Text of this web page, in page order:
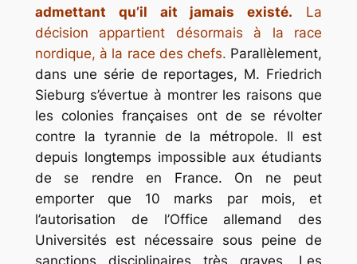
admettant qu’il ait jamais existé.
La
décision appartient désormais à la race
nordique, à la race des chefs. Parallèlement,
dans une série de reportages, M. Friedrich
Sieburg s’évertue à montrer les raisons que
les colonies françaises ont de se révolter
contre la tyrannie de la métropole. Il est
depuis longtemps impossible aux étudiants
de se rendre en France. On ne peut
emporter que 10 marks par mois, et
l’autorisation de l’Office allemand des
Universités est nécessaire sous peine de
sanctions disciplinaires très graves. Les